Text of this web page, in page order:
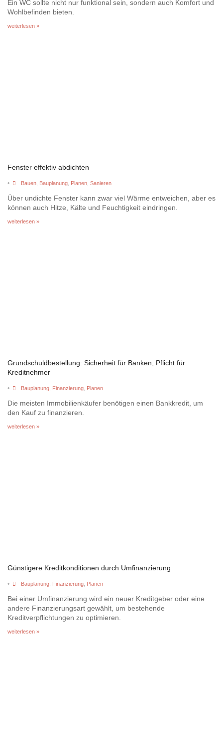
Ein WC sollte nicht nur funktional sein, sondern auch Komfort und
Wohlbefinden bieten.
weiterlesen »
Fenster effektiv abdichten
• Bauen, Bauplanung, Planen, Sanieren
Über undichte Fenster kann zwar viel Wärme entweichen, aber es
können auch Hitze, Kälte und Feuchtigkeit eindringen.
weiterlesen »
Grundschuldbestellung: Sicherheit für Banken, Pflicht für
Kreditnehmer
• Bauplanung, Finanzierung, Planen
Die meisten Immobilienkäufer benötigen einen Bankkredit, um
den Kauf zu finanzieren.
weiterlesen »
Günstigere Kreditkonditionen durch Umfinanzierung
• Bauplanung, Finanzierung, Planen
Bei einer Umfinanzierung wird ein neuer Kreditgeber oder eine
andere Finanzierungsart gewählt, um bestehende
Kreditverpflichtungen zu optimieren.
weiterlesen »